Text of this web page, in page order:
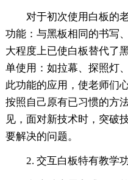
对于初次使用白板的
功能：与黑板相同的书写
大程度上已使白板替代了
单使用：如拉幕、探照灯
此功能的应用，使老师们
按照自己原有已习惯的方
见，面对新技术时，突破
要解决的问题。
2. 交互白板特有教学